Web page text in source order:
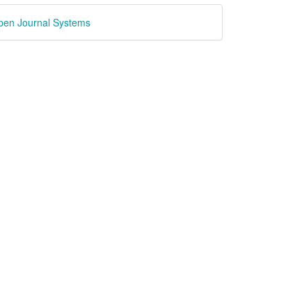
Journal Systems